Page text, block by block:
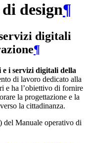
design¶
digitali
¶
i servizi digitali della
di lavoro dedicato alla
e ha l’obiettivo di fornire
la progettazione e la
la cittadinanza.
del Manuale operativo di